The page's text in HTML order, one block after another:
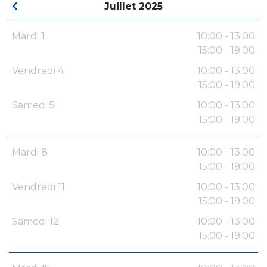
Juillet 2025
Mardi 1
10:00 - 13:00
15:00 - 19:00
Vendredi 4
10:00 - 13:00
15:00 - 19:00
Samedi 5
10:00 - 13:00
15:00 - 19:00
Mardi 8
10:00 - 13:00
15:00 - 19:00
Vendredi 11
10:00 - 13:00
15:00 - 19:00
Samedi 12
10:00 - 13:00
15:00 - 19:00